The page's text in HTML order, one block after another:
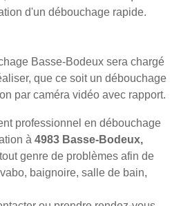
d'un débouchage rapide.
Basse-Bodeux sera chargé
que ce soit un débouchage
par caméra vidéo avec rapport.
professionnel en débouchage
à 4983 Basse-Bodeux,
genre de problèmes afin de
baignoire, salle de bain,